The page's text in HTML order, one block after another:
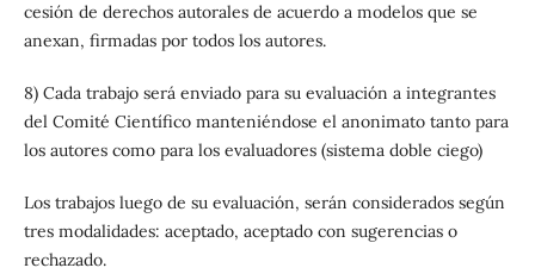
cesión de derechos autorales de acuerdo a modelos que se
anexan, firmadas por todos los autores.
8) Cada trabajo será enviado para su evaluación a integrantes
del Comité Científico manteniéndose el anonimato tanto para
los autores como para los evaluadores (sistema doble ciego)
Los trabajos luego de su evaluación, serán considerados según
tres modalidades: aceptado, aceptado con sugerencias o
rechazado.